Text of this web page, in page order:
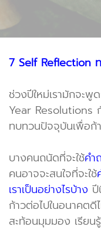
7 Self Reflection
ช่วงปีใหม่เรามักจะพู
Year Resolutions
ทบทวนปัจจุบันเพื่อก้
บางคนถนัดที่จะใช้คำ
คนอาจจะสนใจที่จะใช้
เราเป็นอย่างไรบ้าง
ก้าวต่อไปในอนาคต
สะท้อนมุมมอง เรียน